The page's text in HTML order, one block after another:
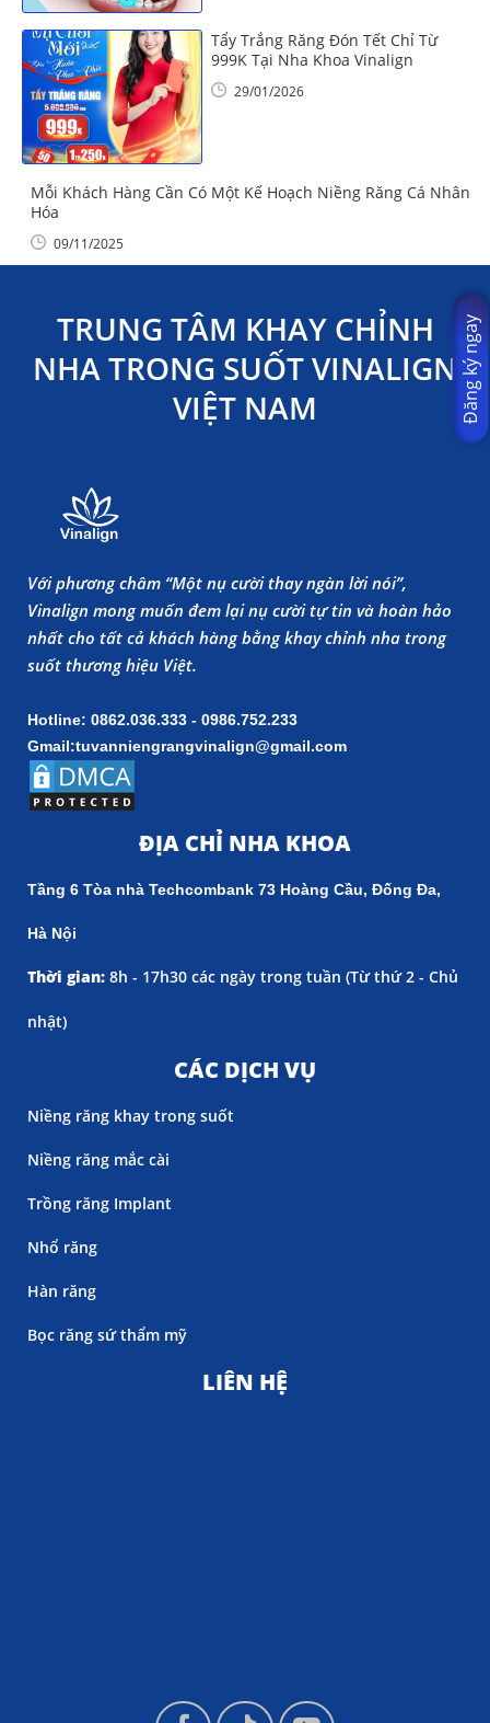
Tẩy Trắng Răng Đón Tết Chỉ Từ
999K Tại Nha Khoa Vinalign
29/01/2026
Mỗi Khách Hàng Cần Có Một Kế Hoạch Niềng Răng Cá Nhân
Hóa
09/11/2025
TRUNG TÂM KHAY CHỈNH
NHA TRONG SUỐT VINALIGN
VIỆT NAM
Với phương châm “Một nụ cười thay ngàn lời nói”,
Vinalign mong muốn đem lại nụ cười tự tin và hoàn hảo
nhất cho tất cả khách hàng bằng khay chỉnh nha trong
suốt thương hiệu Việt.
Hotline: 0862.036.333 - 0986.752.233
Gmail:tuvanniengrangvinalign@gmail.com
ĐỊA CHỈ NHA KHOA
Tầng 6 Tòa nhà Techcombank 73 Hoàng Cầu, Đống Đa,
Hà Nội
Thời gian: 8h - 17h30 các ngày trong tuần (Từ thứ 2 - Chủ
nhật)
CÁC DỊCH VỤ
Niềng răng khay trong suốt
Niềng răng mắc cài
Trồng răng Implant
Nhổ răng
Hàn răng
Bọc răng sứ thẩm mỹ
LIÊN HỆ
Đăng ký ngay